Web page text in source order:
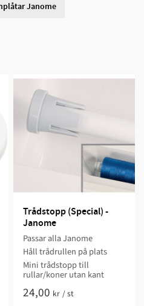
Janome
Trådstopp (Special) -
Janome
Passar alla Janome
Håll trådrullen på plats
Mini trådstopp till
rullar/koner utan kant
24,00 kr /st